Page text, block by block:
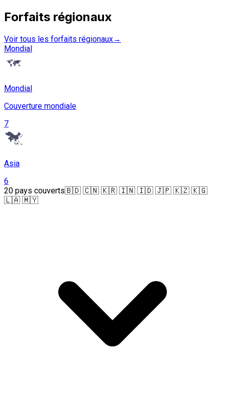
Forfaits régionaux
Voir tous les forfaits régionaux→
Mondial
Mondial
Couverture mondiale
7
Asia
6
20 pays couverts🇧🇩 🇨🇳 🇰🇷 🇮🇳 🇮🇩 🇯🇵 🇰🇿 🇰🇬
🇱🇦 🇲🇾